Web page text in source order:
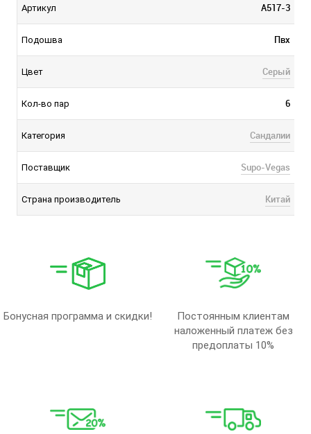
Артикул A517-3
Подошва Пвх
Цвет Серый
Кол-во пар 6
Категория Сандалии
Поставщик Supo-Vegas
Страна производитель Китай
Бонусная программа и скидки!
Постоянным клиентам
наложенный платеж без
предоплаты 10%